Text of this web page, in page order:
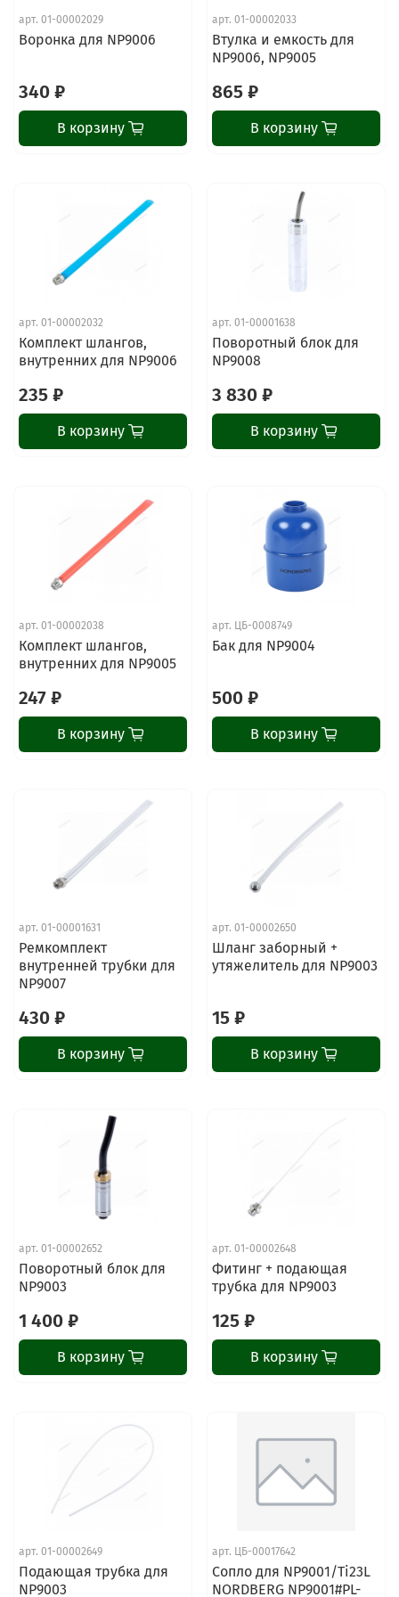
арт. 01-00002029
Воронка для NP9006
340 ₽
В корзину
арт. 01-00002033
Втулка и емкость для
NP9006, NP9005
865 ₽
В корзину
арт. 01-00002032
Комплект шлангов,
внутренних для NP9006
235 ₽
В корзину
арт. 01-00001638
Поворотный блок для
NP9008
3 830 ₽
В корзину
арт. 01-00002038
Комплект шлангов,
внутренних для NP9005
247 ₽
В корзину
арт. ЦБ-0008749
Бак для NP9004
500 ₽
В корзину
арт. 01-00001631
Ремкомплект
внутренней трубки для
NP9007
430 ₽
В корзину
арт. 01-00002650
Шланг заборный +
утяжелитель для NP9003
15 ₽
В корзину
арт. 01-00002652
Поворотный блок для
NP9003
1 400 ₽
В корзину
арт. 01-00002648
Фитинг + подающая
трубка для NP9003
125 ₽
В корзину
арт. 01-00002649
Подающая трубка для
NP9003
арт. ЦБ-00017642
Сопло для NP9001/Ti23L
NORDBERG NP9001#PL-